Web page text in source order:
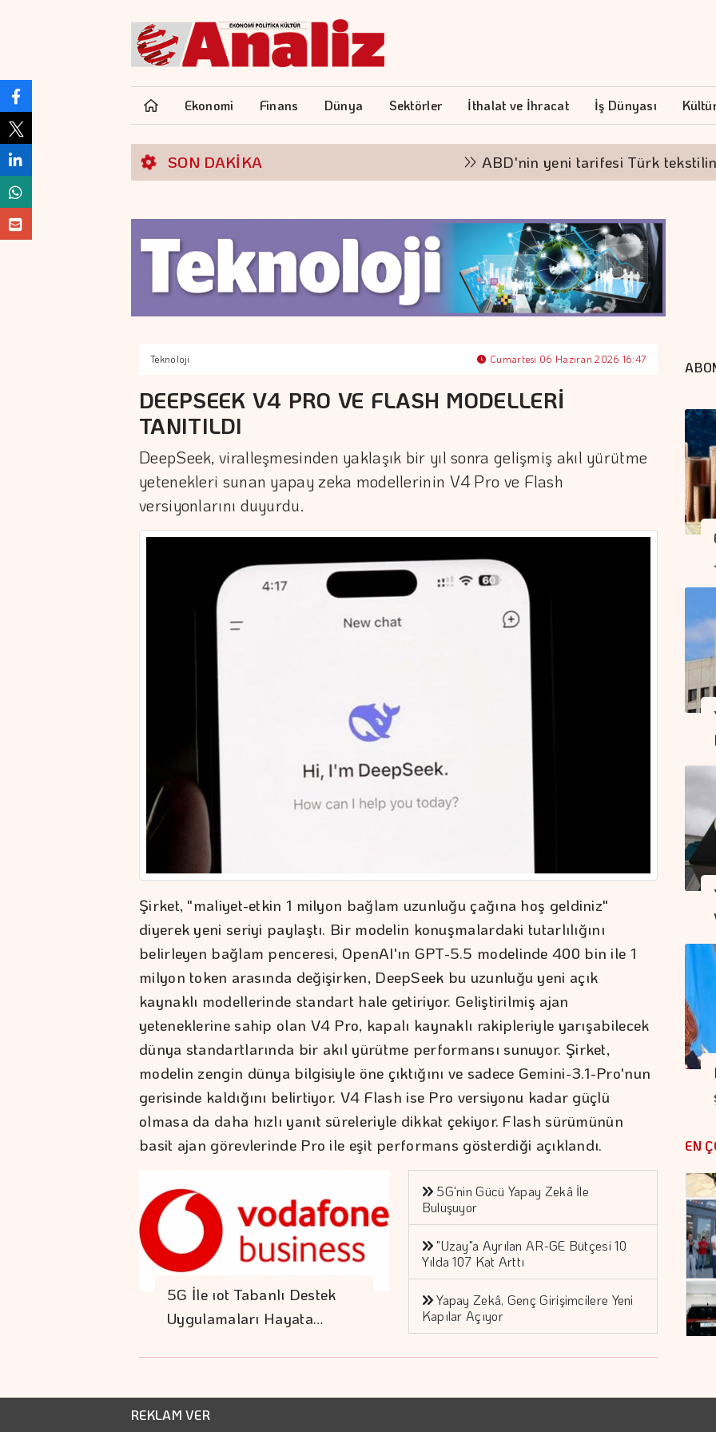
Ekonomi Finans Dünya Sektörler İthalat ve İhracat İş Dünyası
SON DAKİKA ABD'nin yeni tarifesi Türk tekstilinde
Teknoloji Cumartesi 06 Haziran 2026 16:47
DEEPSEEK V4 PRO VE FLASH MODELLERİ
TANITILDI
DeepSeek, viralleşmesinden yaklaşık bir yıl sonra gelişmiş akıl yürütme
yetenekleri sunan yapay zeka modellerinin V4 Pro ve Flash
versiyonlarını duyurdu.
Şirket, "maliyet-etkin 1 milyon bağlam uzunluğu çağına hoş geldiniz"
diyerek yeni seriyi paylaştı. Bir modelin konuşmalardaki tutarlılığını
belirleyen bağlam penceresi, OpenAI'ın GPT-5.5 modelinde 400 bin ile 1
milyon token arasında değişirken, DeepSeek bu uzunluğu yeni açık
kaynaklı modellerinde standart hale getiriyor. Geliştirilmiş ajan
yeteneklerine sahip olan V4 Pro, kapalı kaynaklı rakipleriyle yarışabilecek
dünya standartlarında bir akıl yürütme performansı sunuyor. Şirket,
modelin zengin dünya bilgisiyle öne çıktığını ve sadece Gemini-3.1-Pro'nun
gerisinde kaldığını belirtiyor. V4 Flash ise Pro versiyonu kadar güçlü
olmasa da daha hızlı yanıt süreleriyle dikkat çekiyor. Flash sürümünün
basit ajan görevlerinde Pro ile eşit performans gösterdiği açıklandı.
5G İle ıot Tabanlı Destek
Uygulamaları Hayata…
5G'nin Gücü Yapay Zekâ İle
Buluşuyor
"Uzay"a Ayrılan AR-GE Bütçesi 10
Yılda 107 Kat Arttı
Yapay Zekâ, Genç Girişimcilere Yeni
Kapılar Açıyor
EN
REKLAM VER